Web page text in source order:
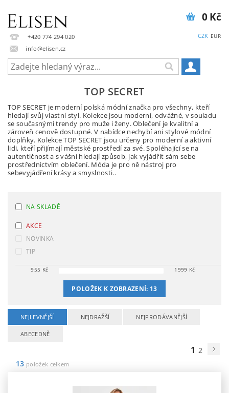
+420 774 294 020
info@elisen.cz
CZK EUR
0 Kč
TOP SECRET
TOP SECRET je moderní polská módní značka pro všechny, kteří
hledají svůj vlastní styl. Kolekce jsou moderní, odvážné, v souladu
se současnými trendy pro muže i ženy. Oblečení je kvalitní a
zároveň cenově dostupné. V nabídce nechybí ani stylové módní
doplňky. Kolekce TOP SECRET jsou určeny pro moderní a aktivní
lidi, kteří přijímají městské prostředí za své. Spoléhající se na
autentičnost a s vášní hledají způsob, jak vyjádřit sám sebe
prostřednictvím oblečení. Móda je pro ně nástroj pro
sebevyjádření krásy a smyslnosti..
NA SKLADĚ
AKCE
NOVINKA
TIP
955 Kč 1999 Kč
POLOŽEK K ZOBRAZENÍ: 13
NEJLEVNĚJŠÍ NEJDRAŽŠÍ NEJPRODÁVANĚJŠÍ
ABECEDNĚ
1 2
13 položek celkem